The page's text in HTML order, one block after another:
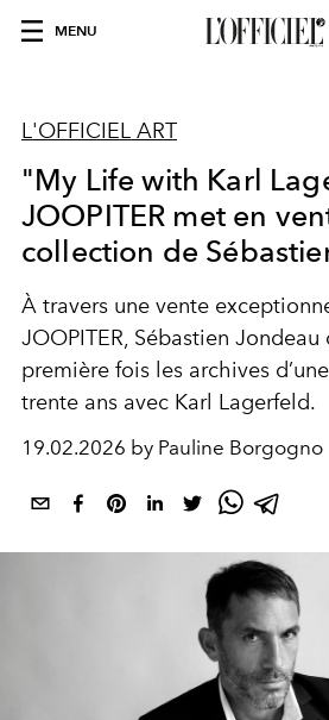
MENU
L'OFFICIEL ART
"My Life with Karl
JOOPITER met en
collection de
À travers une vente
JOOPITER, Sébastien
première fois les archives
trente ans avec Karl Lagerfeld.
19.02.2026 by Pauline Borgogno